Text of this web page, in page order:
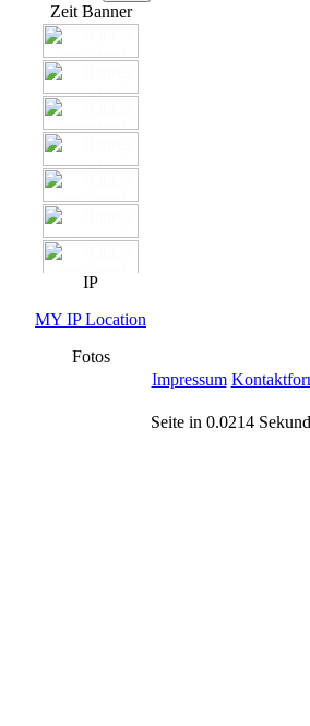
Zeit Banner
IP
MY IP Location
Fotos
Impressum
Seite in 0.0214